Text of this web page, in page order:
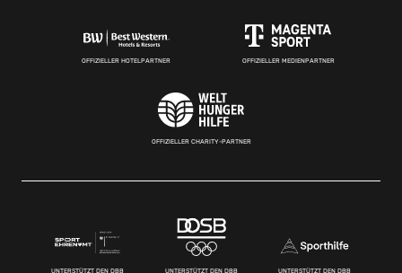
OFFIZIELLER HOTELPARTNER OFFIZIELLER MEDIENPARTNER
OFFIZIELLER CHARITY-PARTNER
UNTERSTÜTZT DEN DBB UNTERSTÜTZT DEN DBB UNTERSTÜTZT DEN DBB